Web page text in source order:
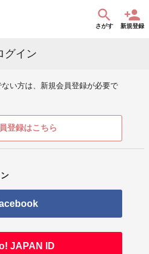
さがす 新規登録
グイン
い方は、新規会員登録が必要で
登録はこちら
JAPAN ID